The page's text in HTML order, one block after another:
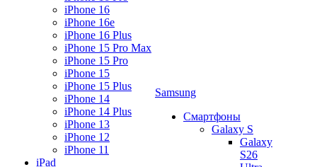
iPhone 16
iPhone 16e
iPhone 16 Plus
iPhone 15 Pro Max
iPhone 15 Pro
iPhone 15
iPhone 15 Plus
iPhone 14
iPhone 14 Plus
iPhone 13
iPhone 12
iPhone 11
iPad
Samsung
Смартфоны
Galaxy S
Galaxy
S26